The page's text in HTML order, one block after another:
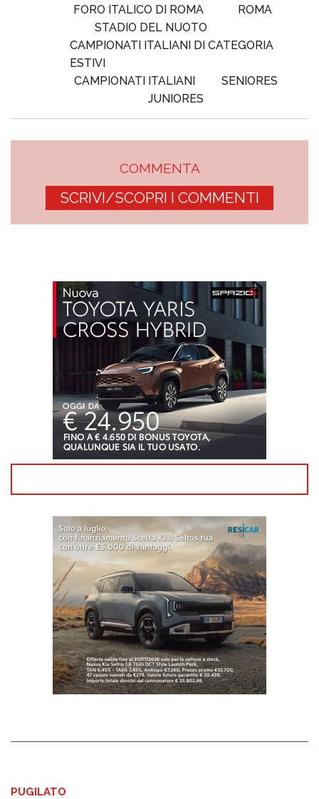
FORO ITALICO DI ROMA
ROMA
STADIO DEL NUOTO
CAMPIONATI ITALIANI DI CATEGORIA
ESTIVI
CAMPIONATI ITALIANI
SENIORES
JUNIORES
COMMENTA
SCRIVI/SCOPRI I COMMENTI
PUGILATO